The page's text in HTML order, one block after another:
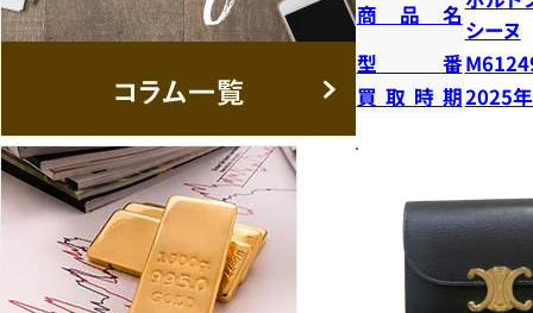
商品名
シーヌ
型番
買取時期2025